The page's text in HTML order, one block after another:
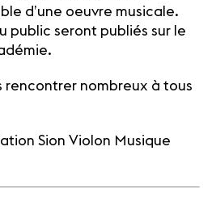
d’une oeuvre musicale.
public seront publiés sur le
rencontrer nombreux à tous
Sion Violon Musique